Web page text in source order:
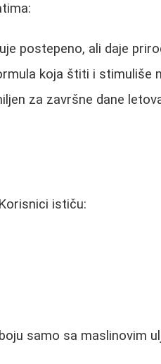
postepeno, ali daje
koja štiti i stimuliše
za završne dane
ističu:
samo sa maslinovim